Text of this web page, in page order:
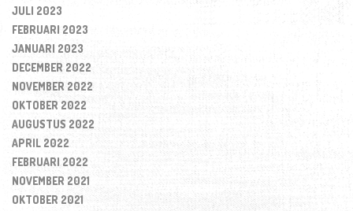
JULI 2023
FEBRUARI 2023
JANUARI 2023
DECEMBER 2022
NOVEMBER 2022
OKTOBER 2022
AUGUSTUS 2022
APRIL 2022
FEBRUARI 2022
NOVEMBER 2021
OKTOBER 2021